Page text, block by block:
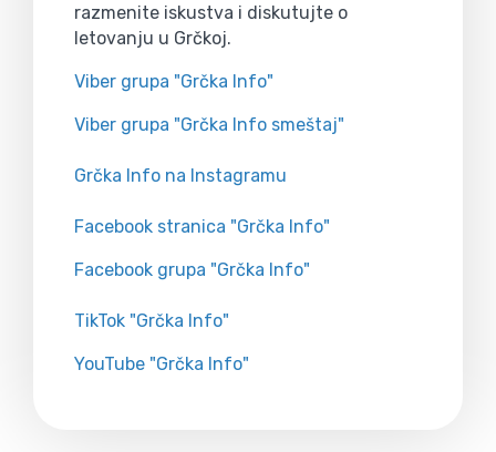
razmenite iskustva i diskutujte o
letovanju u Grčkoj.
Viber grupa "Grčka Info"
Viber grupa "Grčka Info smeštaj"
Grčka Info na Instagramu
Facebook stranica "Grčka Info"
Facebook grupa "Grčka Info"
TikTok "Grčka Info"
YouTube "Grčka Info"